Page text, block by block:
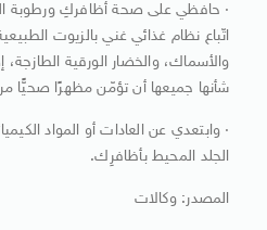
· حافظي على صحة أظافركِ ورطوبة
اتّباع نظام غذائي غني بالزيوت
والأسماك، والخضار الورقية
شأنها جميعها أن تؤمّن مظهرًا صحيًّا
· وابتعدي عن العادات أو المواد
الجلد المحيط بأظافرِك.
المصدر: وكالات